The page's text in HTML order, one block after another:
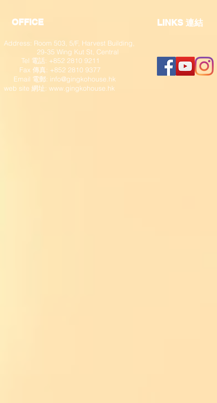
OFFICE
Address: Room 503, 5/F, Harvest Building,
29-35 Wing Kut St, Central
Tel 電話: +852 2810 9211
Fax 傳真: +852 2810 9377
​ Email 電郵: info@gingkohouse.hk
web site 網址: www.gingkohouse.hk
​LINKS 連結